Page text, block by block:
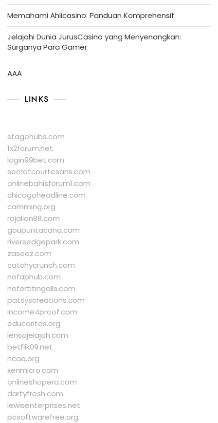
Memahami Ahlicasino: Panduan Komprehensif
Jelajahi Dunia JurusCasino yang Menyenangkan:
Surganya Para Gamer
AAA
LINKS
stagehubs.com
1x2forum.net
login99bet.com
secretcourtesans.com
onlinebahisforum1.com
chicagoheadline.com
camming.org
rajalion88.com
goupuntacana.com
riversedgepark.com
zaseez.com
catchycrunch.com
nofaphub.com
nefertitingalls.com
patsyscreations.com
income4proof.com
educaritas.org
lensajelajah.com
betflik09.net
ncaq.org
xenmicro.com
onlineshopera.com
dartyfresh.com
lewisenterprises.net
pcsoftwarefree.org